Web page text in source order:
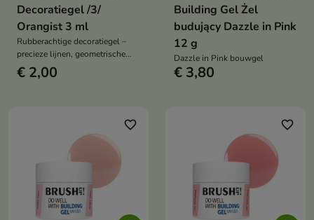
Decoratiegel /3/
Orangist 3 ml
Rubberachtige decoratiegel –
precieze lijnen, geometrische
patronen en artistieke vrijheid
€ 2,00
Building Gel Żel
budujący Dazzle in Pink
12 g
Dazzle in Pink bouwgel
€ 3,80
favorite_border favorite_border